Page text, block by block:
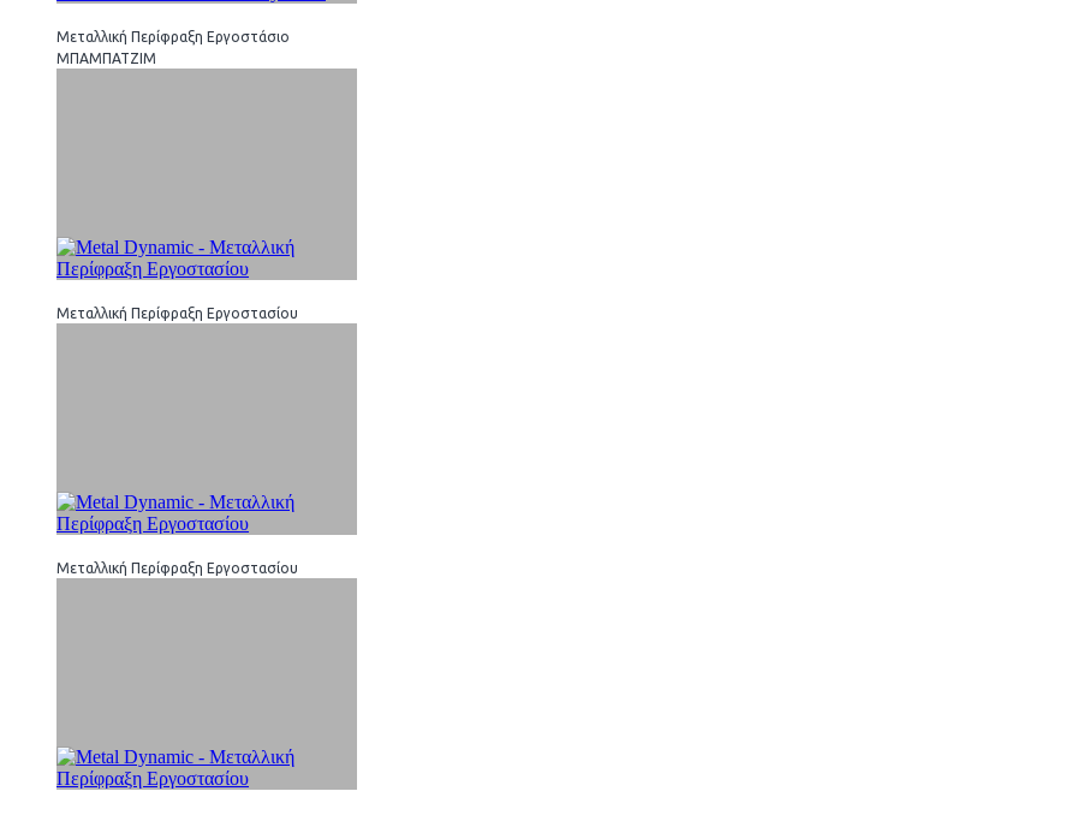
Μεταλλική Περίφραξη Εργοστάσιο
ΜΠΑΜΠΑΤΖΙΜ
Μεταλλική Περίφραξη Εργοστασίου
Μεταλλική Περίφραξη Εργοστασίου